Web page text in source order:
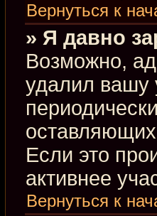
Вернуться к
» Я давно
Возможно,
удалил вашу
Если это
активнее
Вернуться к